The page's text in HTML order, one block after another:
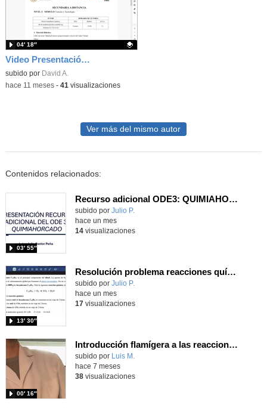
Video Presentación Ciencias II Distancia 25-26
Contenido educativo.
subido por David A.
04′ 18″
-hace 11 meses- 41 visualizaciones
Ver más del mismo autor
Contenidos relacionados:
Recurso adicional ODE3: QUIMIAHORCADO
Contenido educativo.
subido por Julio P.
03′ 55″
hace un mes
14visualizaciones
Resolución problema reacciones químicas
Contenido educativo.
subido por Julio P.
13′ 30″
hace un mes
17visualizaciones
Introducción flamígera a las reacciones químicas con papel flash
Contenido educativo.
subido por Luis M.
00′ 16″
hace 7 meses
38visualizaciones